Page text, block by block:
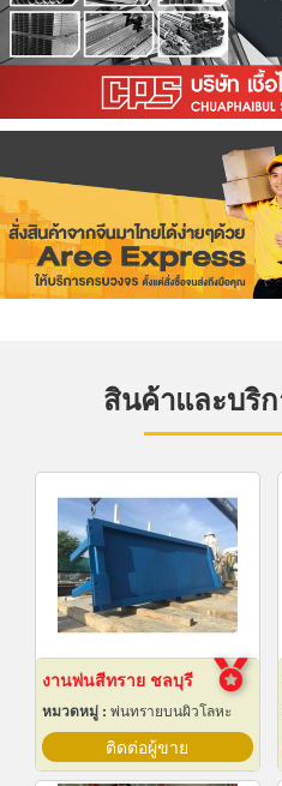
สินค้าและบริ
งานพ่นสีทราย ชลบุรี
หมวดหมู่ : พ่นทรายบนผิวโลหะ
ติดต่อผู้ขาย